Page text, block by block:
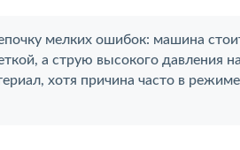
мелких ошибок: машина
а струю высокого давления
хотя причина часто в